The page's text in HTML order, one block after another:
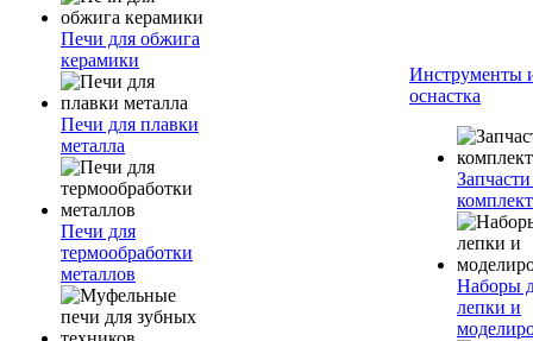
Печи для обжига
керамики
Печи для плавки
металла
Печи для
термообработки
металлов
Инструменты
оснастка
Наборы
лепки и